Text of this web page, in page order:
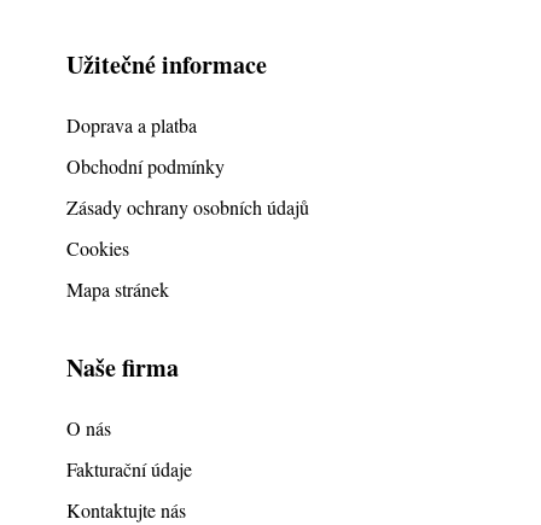
Užitečné informace
Doprava a platba
Obchodní podmínky
Zásady ochrany osobních údajů
Cookies
Mapa stránek
Naše firma
O nás
Fakturační údaje
Kontaktujte nás